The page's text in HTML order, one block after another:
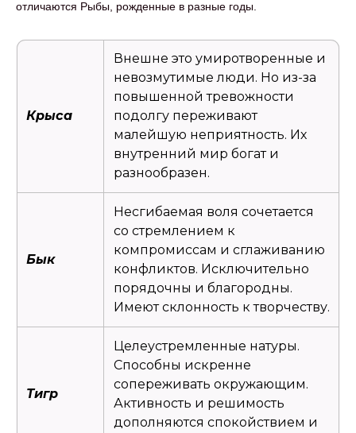
отличаются Рыбы, рожденные в разные годы.
Крыса
Внешне это умиротворенные и
невозмутимые люди. Но из-за
повышенной тревожности
подолгу переживают
малейшую неприятность. Их
внутренний мир богат и
разнообразен.
Бык
Несгибаемая воля сочетается
со стремлением к
компромиссам и сглаживанию
конфликтов. Исключительно
порядочны и благородны.
Имеют склонность к творчеству.
Тигр
Целеустремленные натуры.
Способны искренне
сопереживать окружающим.
Активность и решимость
дополняются спокойствием и